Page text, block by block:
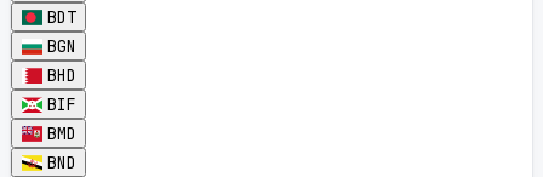
BDT
BGN
BHD
BIF
BMD
BND